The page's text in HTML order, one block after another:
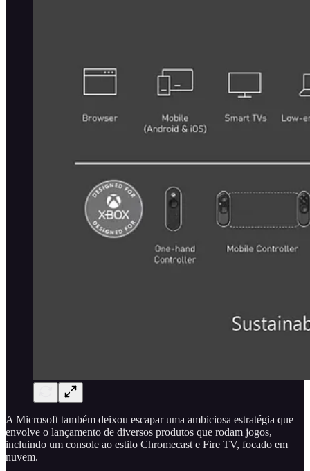
A Microsoft também deixou escapar uma ambiciosa estratégia que
envolve o lançamento de diversos produtos que rodam jogos,
incluindo um console ao estilo Chromecast e Fire TV, focado em
nuvem.